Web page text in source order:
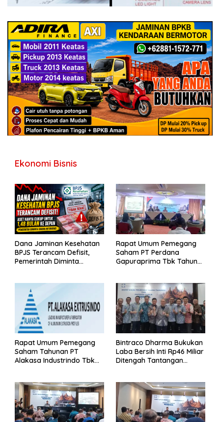
Ekonomi Bisnis
Dana Jaminan Kesehatan
BPJS Terancam Defisit,
Pemerintah Diminta
Rapat Umum Pemegang
Saham PT Perdana
Gapuraprima Tbk Tahun
Rapat Umum Pemegang
Saham Tahunan PT
Alakasa Industrindo Tbk
Bintraco Dharma Bukukan
Laba Bersih Inti Rp46 Miliar
Ditengah Tantangan